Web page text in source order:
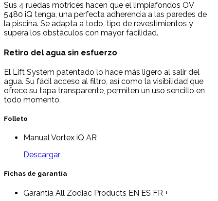
Sus 4 ruedas motrices hacen que el limpiafondos OV
5480 iQ tenga, una perfecta adherencia a las paredes de
la piscina. Se adapta a todo, tipo de revestimientos y
supera los obstáculos con mayor facilidad.
Retiro del agua sin esfuerzo
El Lift System patentado lo hace más ligero al salir del
agua. Su fácil acceso al filtro, así como la visibilidad que
ofrece su tapa transparente, permiten un uso sencillo en
todo momento.
Folleto
Manual Vortex iQ AR
Descargar
Fichas de garantía
Garantía All Zodiac Products EN ES FR +